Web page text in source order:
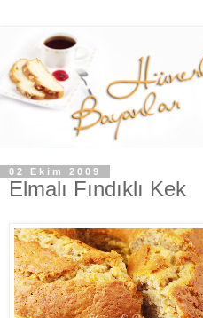
02 Ekim 2009
Elmalı Fındıklı Kek